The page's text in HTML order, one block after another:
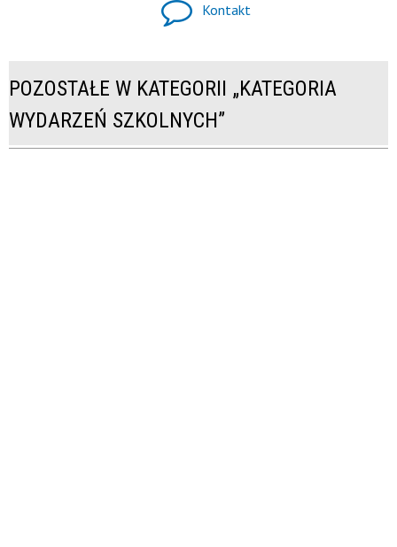
Kontakt
POZOSTAŁE W KATEGORII „KATEGORIA
WYDARZEŃ SZKOLNYCH”